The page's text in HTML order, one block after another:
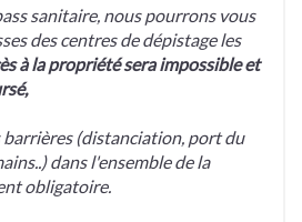
sanitaire, nous pourrons vous
des centres de dépistage les
à la propriété sera impossible et
barrières (distanciation, port du
dans l'ensemble de la
obligatoire.